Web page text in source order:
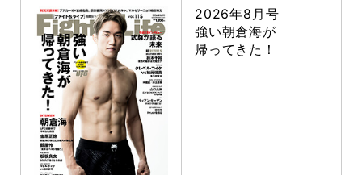
2026年8月号
強い朝倉海が
帰ってきた！